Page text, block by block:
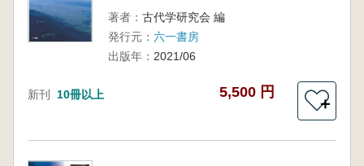
著者： 古代学研究会 編
発行元： 六一書房
出版年： 2021/06
新刊 10冊以上 5,500 円
＋